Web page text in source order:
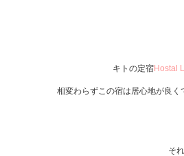
キトの定宿Hostal
相変わらずこの宿は居心地が良く
そ